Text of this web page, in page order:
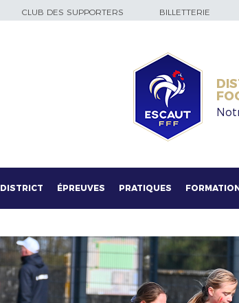
CLUB DES SUPPORTERS BILLETTERIE
DISTRICT ÉPREUVES PRATIQUES